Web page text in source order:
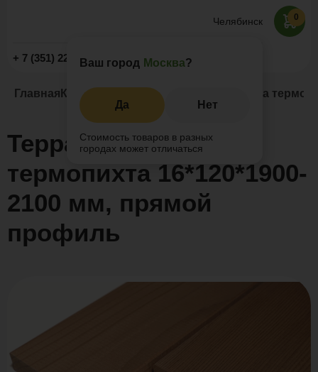
Челябинск
Ваш город Москва?
Да Нет
Стоимость товаров в разных
городах может отличаться
+ 7 (351) 225-89-09 Заказать звонок
0
Главная Каталог Термоясень Террасная доска
Террасная доска
термопихта 16*120*1900-
2100 мм, прямой
профиль